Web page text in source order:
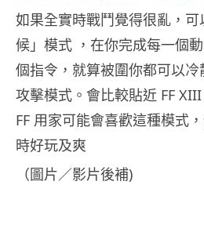
如果全實時戰鬥覺得很亂，
候」模式 ，在你完成每一個
個指令，就算被圍你都可以
攻擊模式。會比較貼近 FF
FF 用家可能會喜歡這種模式
時好玩及爽
（圖片／影片後補)